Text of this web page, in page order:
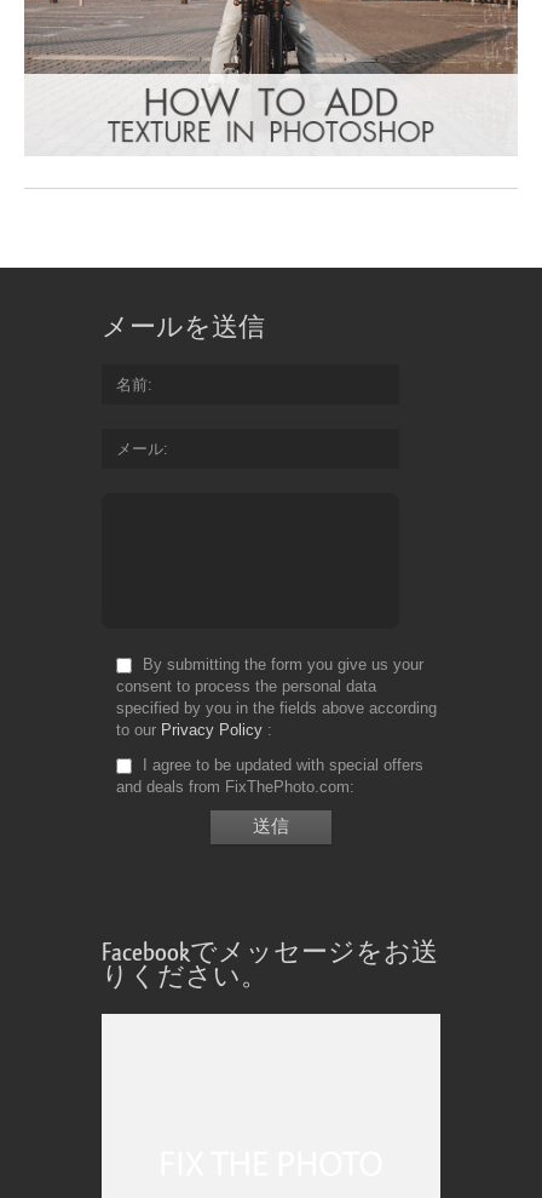
メールを送信
名前
メール
By submitting the form you give us your
consent to process the personal data
specified by you in the fields above according
to our Privacy Policy
I agree to be updated with special offers
and deals from FixThePhoto.com
Facebookでメッセージをお送
りください。